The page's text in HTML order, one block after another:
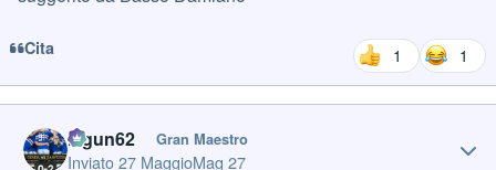
Cita 1 1
Iagun62 Gran Maestro
Inviato27 MaggioMag 27